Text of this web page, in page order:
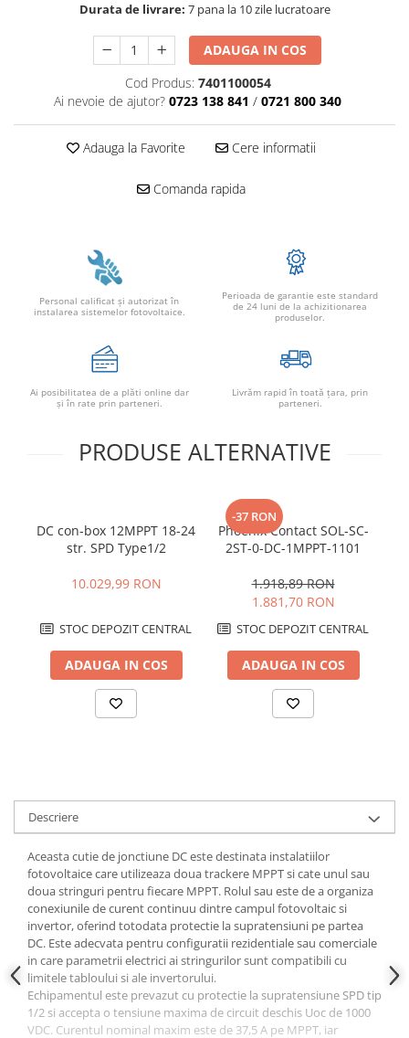
Durata de livrare: 7 pana la 10 zile lucratoare
ADAUGA IN COS
Cod Produs: 7401100054
Ai nevoie de ajutor? 0723 138 841 / 0721 800 340
Adauga la Favorite Cere informatii
Comanda rapida
Personal calificat şi autorizat în
instalarea sistemelor fotovoltaice.
Perioada de garantie este standard
de 24 luni de la achizitionarea
produselor.
Ai posibilitatea de a plăti online dar
şi în rate prin parteneri.
Livrăm rapid în toată țara, prin
parteneri.
PRODUSE ALTERNATIVE
DC con-box 12MPPT 18-24
str. SPD Type1/2
10.029,99 RON
STOC DEPOZIT CENTRAL
ADAUGA IN COS
-37 RON
Phoenix Contact SOL-SC-
2ST-0-DC-1MPPT-1101
1.918,89 RON
1.881,70 RON
STOC DEPOZIT CENTRAL
ADAUGA IN COS
Descriere
Aceasta cutie de jonctiune DC este destinata instalatiilor
fotovoltaice care utilizeaza doua trackere MPPT si cate unul sau
doua stringuri pentru fiecare MPPT. Rolul sau este de a organiza
conexiunile de curent continuu dintre campul fotovoltaic si
invertor, oferind totodata protectie la supratensiuni pe partea
DC. Este adecvata pentru configuratii rezidentiale sau comerciale
in care parametrii electrici ai stringurilor sunt compatibili cu
limitele tabloului si ale invertorului.
Echipamentul este prevazut cu protectie la supratensiune SPD tip
1/2 si accepta o tensiune maxima de circuit deschis Uoc de 1000
VDC. Curentul nominal maxim este de 37,5 A pe MPPT, iar